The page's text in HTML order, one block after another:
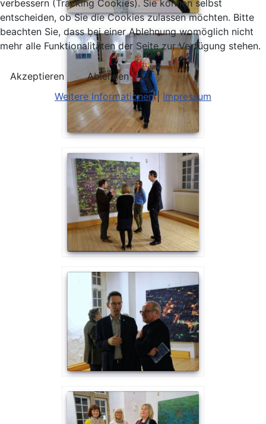
verbessern (Tracking Cookies). Sie können selbst
entscheiden, ob Sie die Cookies zulassen möchten. Bitte
beachten Sie, dass bei einer Ablehnung womöglich nicht
mehr alle Funktionalitäten der Seite zur Verfügung stehen.
Akzeptieren
Ablehnen
Weitere Informationen| Impressum